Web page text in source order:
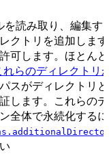
を読み取り、編集す
クトリを追加しま
可します。ほとん
れらのディレクトリ
スがディレクトリ
します。これらの
全体で永続化する